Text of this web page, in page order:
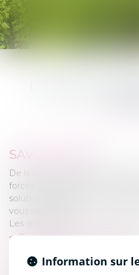
SAVOIR-FAIRE
De la signification des actes,
forcée des jugements, l’étude
solutions adaptées et
vous rencontrez.
Les grands axes de notre
Recouvrement des impayés
La signification des actes
Information sur